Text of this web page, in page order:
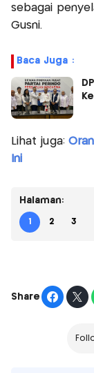
sebagai
Gusni.
Baca Juga :
Lihat juga:
Ini
Halaman:
1 2 3
Share